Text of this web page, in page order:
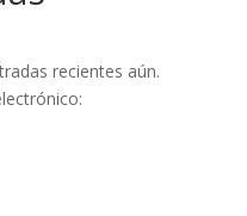
recientes aún.